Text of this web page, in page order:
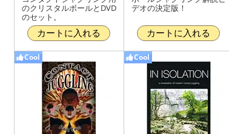
のクリスタルボールとDVD
のセット。
カートに入れる
デオの決定版！
カートに入れる
Cool Cool